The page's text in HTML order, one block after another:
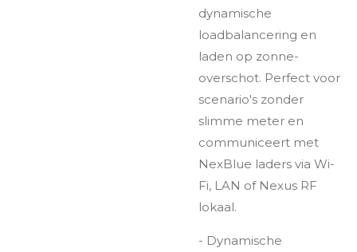
dynamische
loadbalancering en
laden op zonne-
overschot. Perfect voor
scenario's zonder
slimme meter en
communiceert met
NexBlue laders via Wi-
Fi, LAN of Nexus RF
lokaal.
- Dynamische